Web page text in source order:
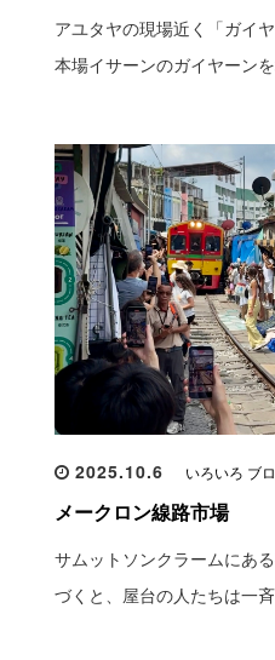
アユタヤの現場近く「ガイ
本場イサーンのガイヤーン
2025.10.6 いろいろ ブ
メークロン線路市場
サムットソンクラームにあ
づくと、屋台の人たちは一